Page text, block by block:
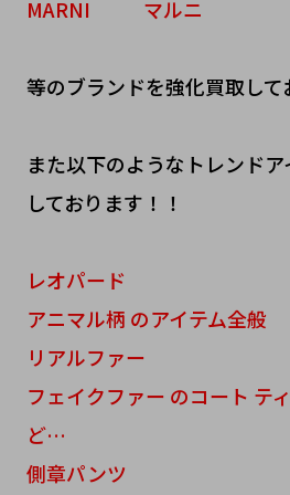
MARNI マルニ
等のブランドを強化買取して
また以下のようなトレンド
しております！！
レオパード
アニマル柄 のアイテム全般
リアルファー
フェイクファー のコート テ
ど…
側章パンツ